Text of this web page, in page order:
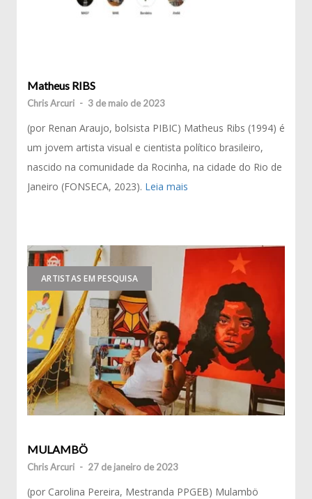
Matheus RIBS
Chris Arcuri - 3 de maio de 2023
(por Renan Araujo, bolsista PIBIC) Matheus Ribs (1994) é
um jovem artista visual e cientista político brasileiro,
nascido na comunidade da Rocinha, na cidade do Rio de
Janeiro (FONSECA, 2023). Leia mais
ARTISTAS EM PESQUISA
MULAMBÖ
Chris Arcuri - 27 de janeiro de 2023
(por Carolina Pereira, Mestranda PPGEB) Mulambö